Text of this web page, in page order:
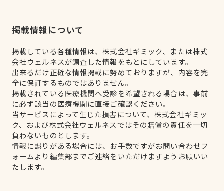
掲載情報について
掲載している各種情報は、株式会社ギミック、または株式
会社ウェルネスが調査した情報をもとにしています。
出来るだけ正確な情報掲載に努めておりますが、内容を完
全に保証するものではありません。
掲載されている医療機関へ受診を希望される場合は、事前
に必ず該当の医療機関に直接ご確認ください。
当サービスによって生じた損害について、株式会社ギミッ
ク、および株式会社ウェルネスではその賠償の責任を一切
負わないものとします。
情報に誤りがある場合には、お手数ですがお問い合わせフ
ォームより編集部までご連絡をいただけますようお願いい
たします。